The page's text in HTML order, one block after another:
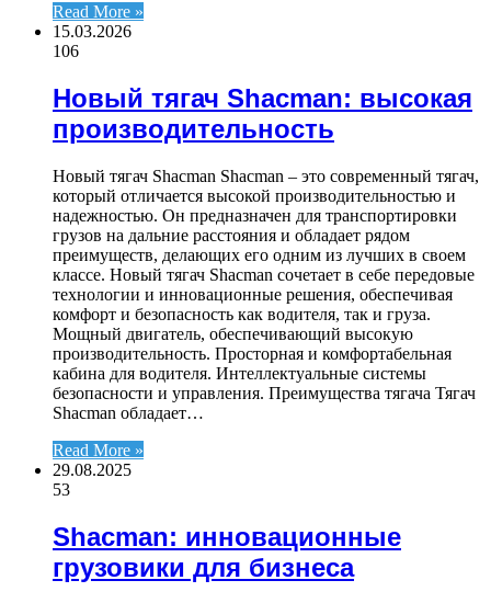
Read More »
15.03.2026
106
Новый тягач Shacman: высокая
производительность
Новый тягач Shacman Shacman – это современный тягач,
который отличается высокой производительностью и
надежностью. Он предназначен для транспортировки
грузов на дальние расстояния и обладает рядом
преимуществ, делающих его одним из лучших в своем
классе. Новый тягач Shacman сочетает в себе передовые
технологии и инновационные решения, обеспечивая
комфорт и безопасность как водителя, так и груза.
Мощный двигатель, обеспечивающий высокую
производительность. Просторная и комфортабельная
кабина для водителя. Интеллектуальные системы
безопасности и управления. Преимущества тягача Тягач
Shacman обладает…
Read More »
29.08.2025
53
Shacman: инновационные
грузовики для бизнеса